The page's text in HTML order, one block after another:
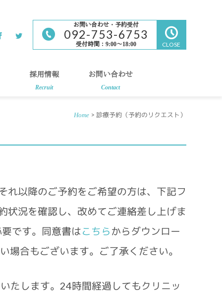
お問い合わせ・予約受付
092-753-6753
受付時間：9:00～18:00 CLOSE
採用情報
Recruit
お問い合わせ
Contact
Home > 診療予約（予約のリクエスト）
れ以降のご予約をご希望の方は、下記フ
状況を確認し、改めてご連絡差し上げま
です。同意書はこちら からダウンロー
合もございます。ご了承ください。
たします。24時間経過してもクリニッ